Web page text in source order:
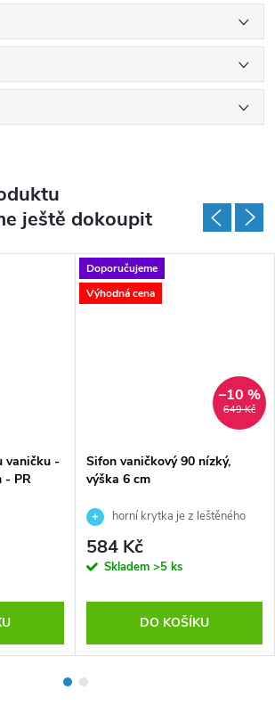
ještě dokoupit
vaničku -
- PR
Doporučujeme
Výhodná cena
649 Kč
–10 %
Sifon vaničkový 90 nízký,
výška 6 cm
horní krytka je z leštěného
nerezu
584 Kč
Skladem >5 ks
DO KOŠÍKU